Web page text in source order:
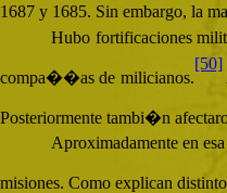
1687 y 1685. Sin embargo, la
Hubo fortificaciones
compa��as de milicianos.
[50]
Posteriormente tambi�n
Aproximadamente en
misiones. Como explican